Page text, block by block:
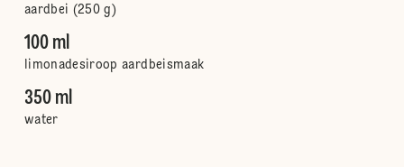
aardbei (250 g)
100 ml
limonadesiroop aardbeismaak
350 ml
water